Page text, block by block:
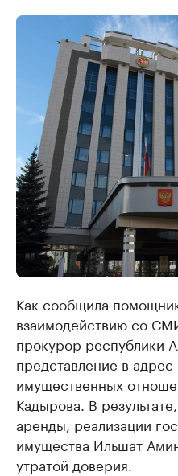
Как сообщила
взаимодействию со
прокурор республики
представление в
имущественных
Кадырова. В
аренды, реализации
имущества Ильшат
утратой доверия.